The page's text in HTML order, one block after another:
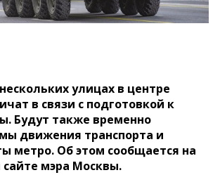
улицах в центре
в связи с подготовкой к
Будут также временно
движения транспорта и
метро. Об этом сообщается на
мэра Москвы.